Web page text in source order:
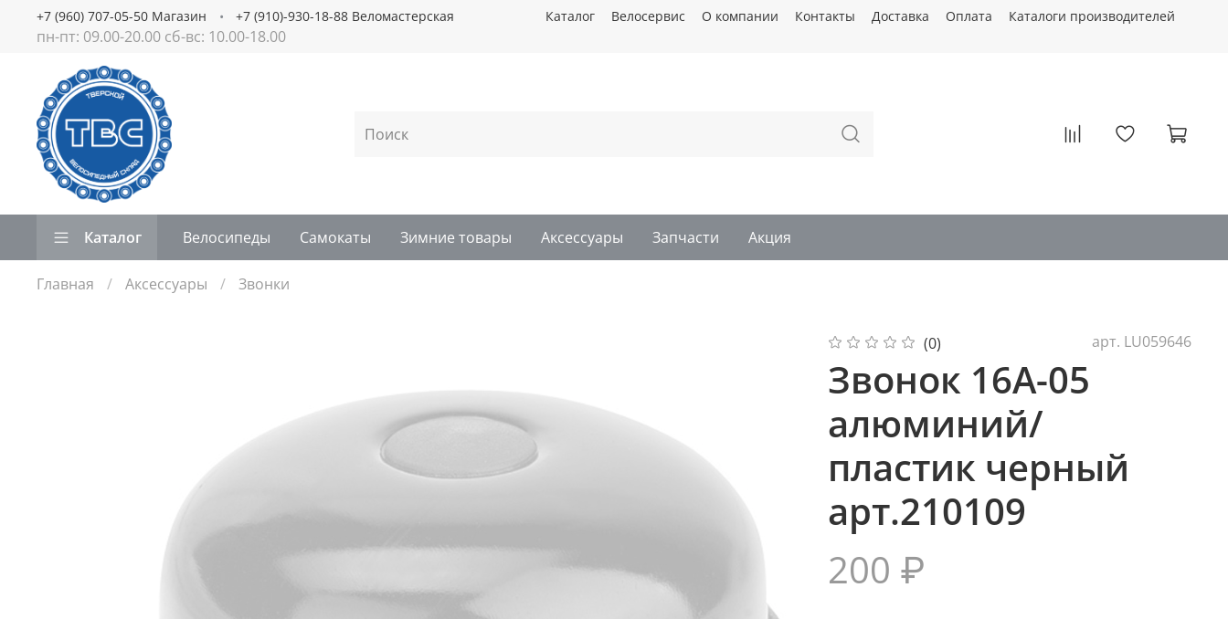
Каталог Велосервис О компании Контакты Доставка Оплата Каталоги производителей
пн-пт: 09.00-20.00 сб-вс: 10.00-18.00
+7 (960) 707-05-50 Магазин +7 (910)-930-18-88 Веломастерская
Каталог Велосипеды Самокаты Зимние товары Аксессуары Запчасти Акция
Главная Аксессуары Звонки
(0) арт. LU059646
Звонок 16А-05
алюминий/
пластик черный
арт.210109
200 ₽